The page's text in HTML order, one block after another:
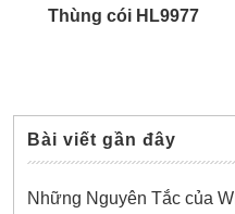
Thùng cói HL9977
Bài viết gần đây
Những Nguyên Tắc của